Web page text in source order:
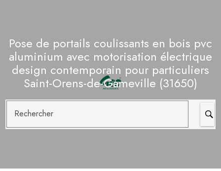
Pose de portails coulissants en bois pvc
aluminium avec motorisation électrique
design contemporain pour particuliers
Saint-Orens-de-Gameville (31650)
Rechercher